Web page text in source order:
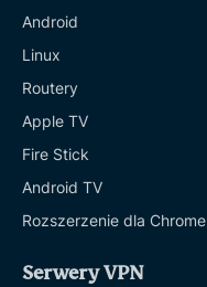
Android
Linux
Routery
Apple TV
Fire Stick
Android TV
Rozszerzenie dla Chrome
Serwery VPN